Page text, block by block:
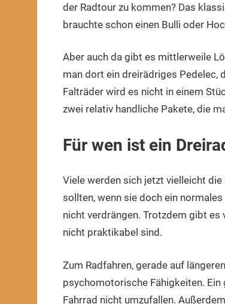
der Radtour zu kommen? Das
brauchte schon einen Bulli oder
Aber auch da gibt es mittlerweile
man dort ein dreirädriges Pedelec,
Falträder wird es nicht in einem
zwei relativ handliche Pakete, die
Für wen ist ein
Viele werden sich jetzt vielleicht
sollten, wenn sie doch ein
nicht verdrängen. Trotzdem gibt es
nicht praktikabel sind.
Zum Radfahren, gerade auf
psychomotorische Fähigkeiten.
Fahrrad nicht umzufallen.